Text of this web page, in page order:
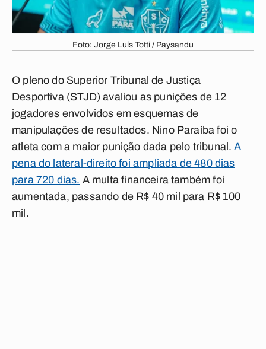
Foto: Jorge Luís Totti / Paysandu
O pleno do Superior Tribunal de Justiça
Desportiva (STJD) avaliou as punições de 12
jogadores envolvidos em esquemas de
manipulações de resultados. Nino Paraíba foi o
atleta com a maior punição dada pelo tribunal.A
pena do lateral-direito foi ampliada de 480 dias
para 720 dias. A multa financeira também foi
aumentada, passando de R$ 40 mil para R$ 100
mil.